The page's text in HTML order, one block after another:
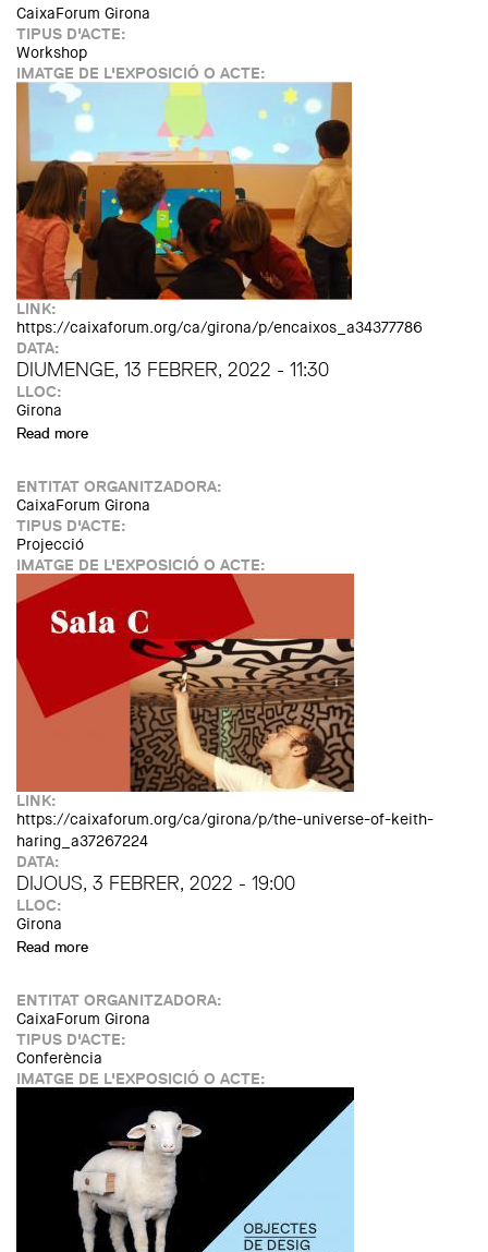
CaixaForum Girona
TIPUS D'ACTE:
Workshop
IMATGE DE L'EXPOSICIÓ O ACTE:
LINK:
https://caixaforum.org/ca/girona/p/encaixos_a34377786
DATA:
DIUMENGE, 13 FEBRER, 2022 - 11:30
LLOC:
Girona
Read more
ENTITAT ORGANITZADORA:
CaixaForum Girona
TIPUS D'ACTE:
Projecció
IMATGE DE L'EXPOSICIÓ O ACTE:
LINK:
https://caixaforum.org/ca/girona/p/the-universe-of-keith-
haring_a37267224
DATA:
DIJOUS, 3 FEBRER, 2022 - 19:00
LLOC:
Girona
Read more
ENTITAT ORGANITZADORA:
CaixaForum Girona
TIPUS D'ACTE:
Conferència
IMATGE DE L'EXPOSICIÓ O ACTE: